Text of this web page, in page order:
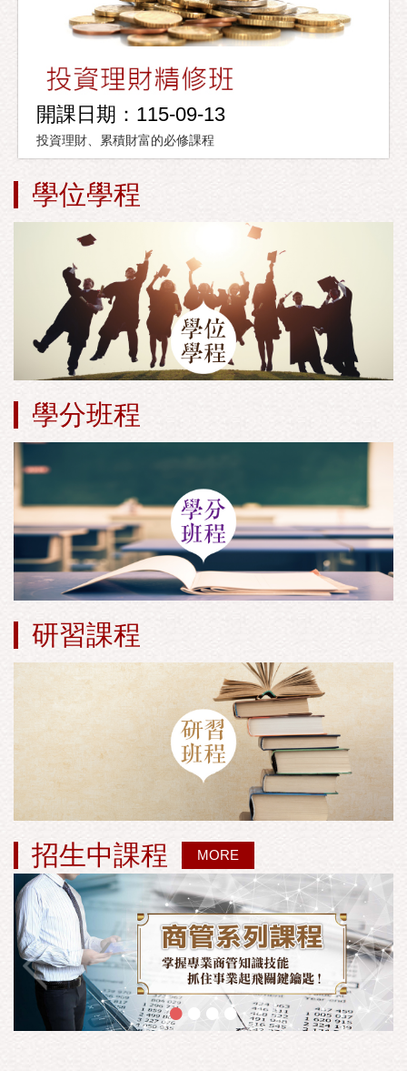
開課日期：115-09-13
投資理財、累積財富的必修課程
學位學程
學分班程
研習課程
招生中課程 MORE
••••